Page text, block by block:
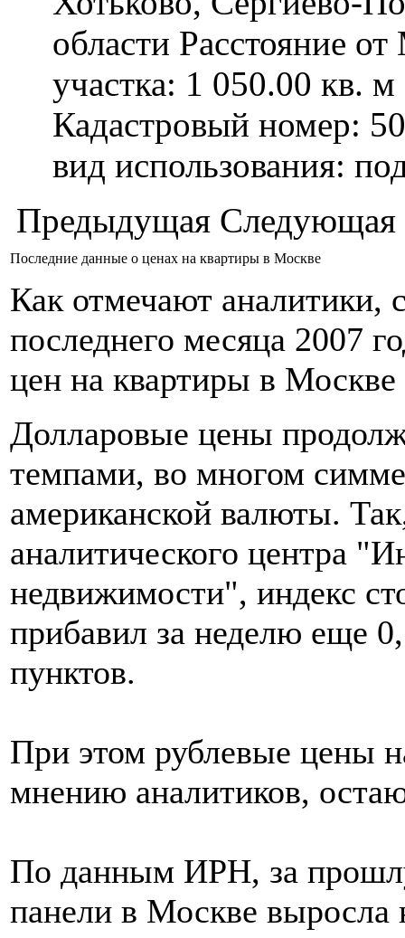
области Расстояние
участка: 1 050.00 кв.
Кадастровый номер:
вид использования:
Предыдущая Следующая
Последние данные о ценах на квартиры в Москве
Как отмечают аналитики,
последнего месяца 2007
цен на квартиры в
Долларовые цены
темпами, во многом
американской валюты.
аналитического центра
недвижимости", индекс
прибавил за неделю еще
пунктов.
При этом рублевые цены
мнению аналитиков,
По данным ИРН, за
панели в Москве выросла